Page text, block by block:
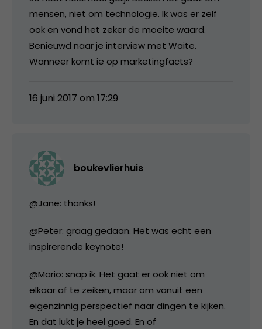
mensen, niet om technologie. Ik was er zelf
ook en vond het zeker de moeite waard.
Benieuwd naar je interview met Waite.
Wanneer komt ie op marketingfacts?
16 juni 2017 om 17:29
boukevlierhuis
@Jane: thanks!
@Peter: graag gedaan. Het was echt een
inspirerende keynote!
@Mario: snap ik. Het gaat er ook niet om
elkaar af te zeiken, maar om vanuit een
eigenzinnig perspectief naar dingen te kijken.
En dat lukt je heel goed. En of